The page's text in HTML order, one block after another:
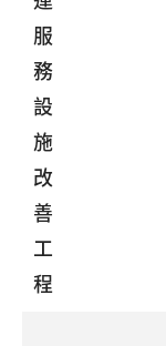
服
務
設
施
改
善
工
程